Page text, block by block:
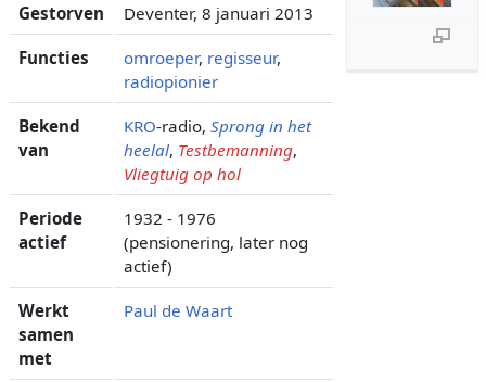
Gestorven Deventer, 8 januari 2013
Functies omroeper, regisseur,
radiopionier
Bekend
van
KRO-radio, Sprong in het
heelal, Testbemanning,
Vliegtuig op hol
Periode
actief
1932 - 1976
(pensionering, later nog
actief)
Werkt
samen
met
Paul de Waart